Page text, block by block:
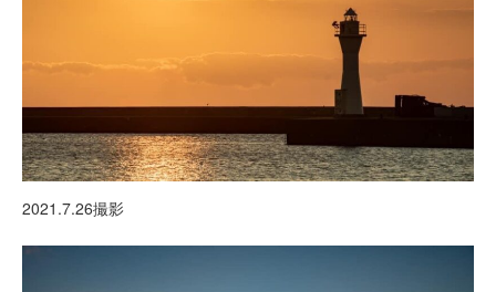
2021.7.26撮影